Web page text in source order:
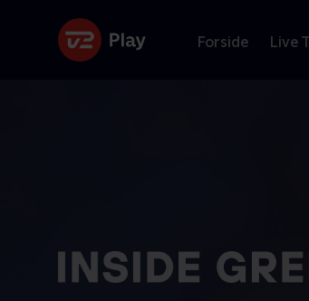
Forside Live